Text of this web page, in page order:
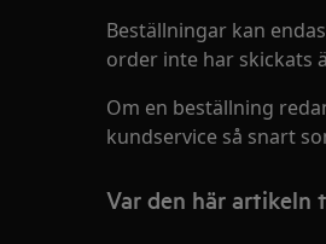
Beställningar kan
order inte har skickats
Om en beställning
kundservice så snart
Var den här artikeln